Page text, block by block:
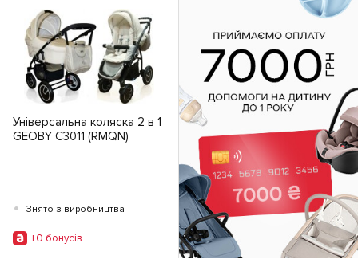
Універсальна коляска 2 в 1
GEOBY C3011 (RMQN)
• Знято з виробництва
+0 бонусiв